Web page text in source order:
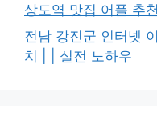
상도역 맛집 어플 추
전남 강진군 인터넷
치 | | 실전 노하우